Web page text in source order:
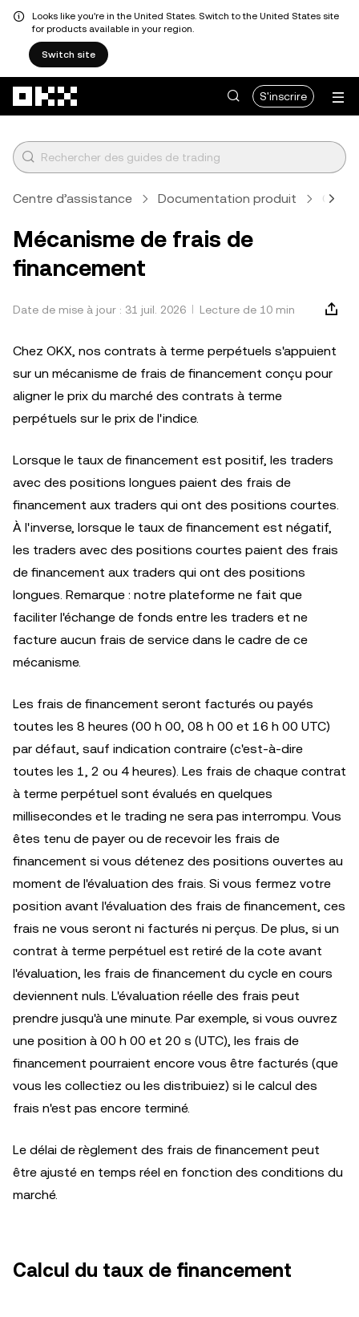
Looks like you're in the United States. Switch to the United States site
for products available in your region.
Switch site
S'inscrire
Centre d’assistance Documentation produit
Mécanisme de frais de
financement
Date de mise à jour : 31 juil. 2026 Lecture de 10 min
Chez OKX, nos contrats à terme perpétuels s'appuient
sur un mécanisme de frais de financement conçu pour
aligner le prix du marché des contrats à terme
perpétuels sur le prix de l'indice.
Lorsque le taux de financement est positif, les traders
avec des positions longues paient des frais de
financement aux traders qui ont des positions courtes.
À l'inverse, lorsque le taux de financement est négatif,
les traders avec des positions courtes paient des frais
de financement aux traders qui ont des positions
longues. Remarque : notre plateforme ne fait que
faciliter l'échange de fonds entre les traders et ne
facture aucun frais de service dans le cadre de ce
mécanisme.
Les frais de financement seront facturés ou payés
toutes les 8 heures (00 h 00, 08 h 00 et 16 h 00 UTC)
par défaut, sauf indication contraire (c'est-à-dire
toutes les 1, 2 ou 4 heures). Les frais de chaque contrat
à terme perpétuel sont évalués en quelques
millisecondes et le trading ne sera pas interrompu. Vous
êtes tenu de payer ou de recevoir les frais de
financement si vous détenez des positions ouvertes au
moment de l'évaluation des frais. Si vous fermez votre
position avant l'évaluation des frais de financement, ces
frais ne vous seront ni facturés ni perçus. De plus, si un
contrat à terme perpétuel est retiré de la cote avant
l'évaluation, les frais de financement du cycle en cours
deviennent nuls. L'évaluation réelle des frais peut
prendre jusqu'à une minute. Par exemple, si vous ouvrez
une position à 00 h 00 et 20 s (UTC), les frais de
financement pourraient encore vous être facturés (que
vous les collectiez ou les distribuiez) si le calcul des
frais n'est pas encore terminé.
Le délai de règlement des frais de financement peut
être ajusté en temps réel en fonction des conditions du
marché.
Calcul du taux de financement